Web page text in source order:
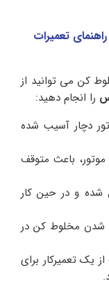
تعمیرات
کن می توانید از
را انجام دهید:
دچار آسیب شده
باعث متوقف
و در حین کار
شدن مخلوط کن در
یک تعمیرکار برای